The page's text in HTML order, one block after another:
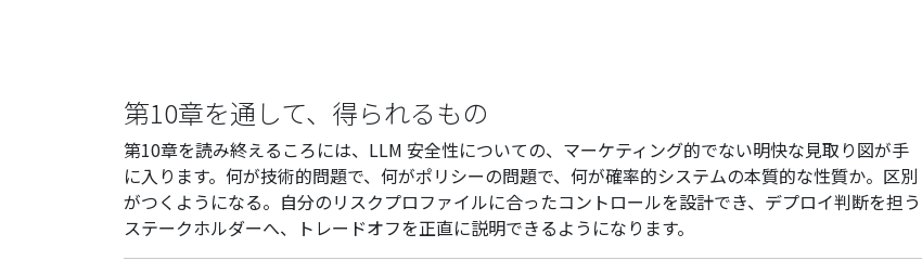
第10章を通して、得られるもの
第10章を読み終えるころには、LLM 安全性についての、マーケティング的でない明快な見取り図が手
に入ります。何が技術的問題で、何がポリシーの問題で、何が確率的システムの本質的な性質か。区別
がつくようになる。自分のリスクプロファイルに合ったコントロールを設計でき、デプロイ判断を担う
ステークホルダーへ、トレードオフを正直に説明できるようになります。